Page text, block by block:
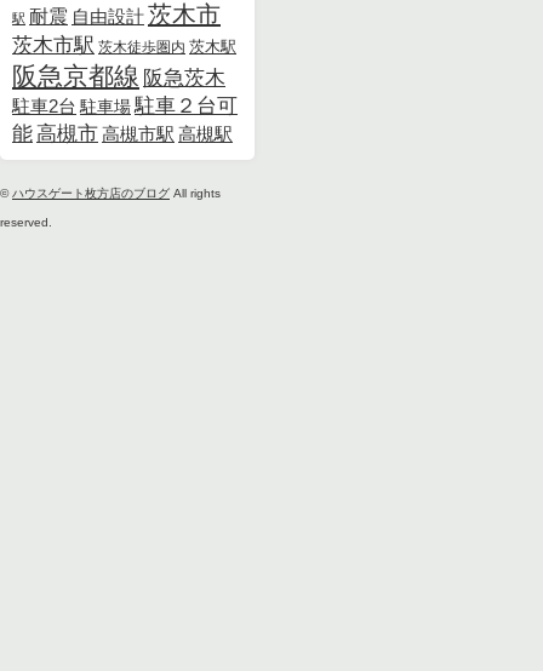
駅 耐震 自由設計茨木市
茨木市駅 茨木徒歩圏内 茨木駅
阪急京都線 阪急茨木
駐車2台 駐車場駐車２台可
能高槻市高槻市駅 高槻駅
©ハウスゲート枚方店のブログ All rights
reserved.